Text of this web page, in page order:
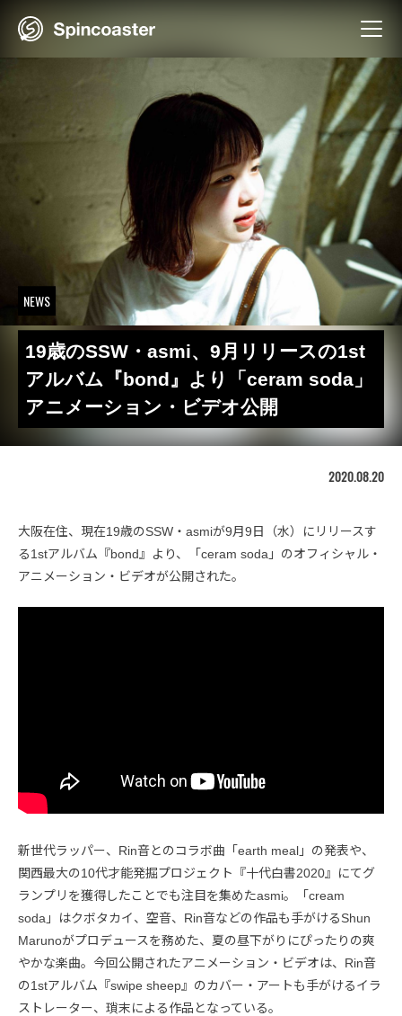
NEWS
19歳のSSW・asmi、9月リリースの1st
アルバム『bond』より「ceram soda」
アニメーション・ビデオ公開
2020.08.20
大阪在住、現在19歳のSSW・asmiが9月9日（水）にリリースす
る1stアルバム『bond』より、「ceram soda」のオフィシャル・
アニメーション・ビデオが公開された。
新世代ラッパー、Rin音とのコラボ曲「earth meal」の発表や、
関西最大の10代才能発掘プロジェクト『十代白書2020』にてグ
ランプリを獲得したことでも注目を集めたasmi。「cream
soda」はクボタカイ、空音、Rin音などの作品も手がけるShun
Marunoがプロデュースを務めた、夏の昼下がりにぴったりの爽
やかな楽曲。今回公開されたアニメーション・ビデオは、Rin音
の1stアルバム『swipe sheep』のカバー・アートも手がけるイラ
ストレーター、瑣末による作品となっている。